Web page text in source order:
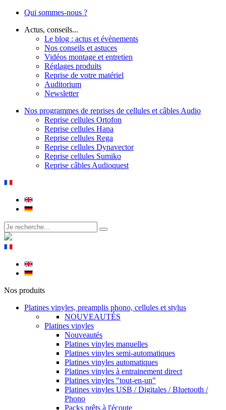
Qui sommes-nous ?
Actus, conseils...
Le blog : actus et évènements
Nos conseils et astuces
Vidéos montage et entretien
Réglages produits
Reprise de votre matériel
Auditorium
Newsletter
Nos programmes de reprises de cellules et câbles Audio
Reprise cellules Ortofon
Reprise cellules Hana
Reprise cellules Rega
Reprise cellules Dynavector
Reprise cellules Sumiko
Reprise câbles Audioquest
Nos produits
Platines vinyles, preamplis phono, cellules et stylus
NOUVEAUTÉS
Platines vinyles
Nouveautés
Platines vinyles manuelles
Platines vinyles semi-automatiques
Platines vinyles automatiques
Platines vinyles à entrainement direct
Platines vinyles "tout-en-un"
Platines vinyles USB / Digitales / Bluetooth /
Phono
Packs prêts à l'écoute